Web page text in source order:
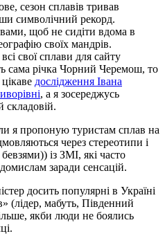
сезон сплавів тривав
символічний рекорд.
щоб не сидіти вдома в
своїх мандрів.
свої сплави для сайту
сама річка Чорний Черемош, то
дослідження Івана
, а я зосереджусь
складовій.
я пропоную туристам сплав на
через стереотипи і
із ЗМІ, які часто
заради сенсацій.
досить популярні в Україні
(лідер, мабуть, Південний
якби люди не боялись